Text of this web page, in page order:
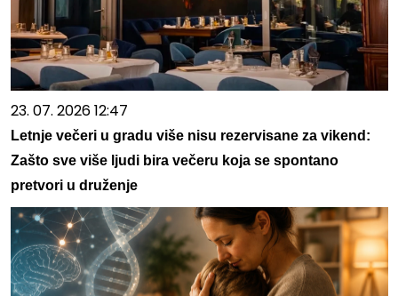
23. 07. 2026 12:47
Letnje večeri u gradu više nisu rezervisane za vikend:
Zašto sve više ljudi bira večeru koja se spontano
pretvori u druženje